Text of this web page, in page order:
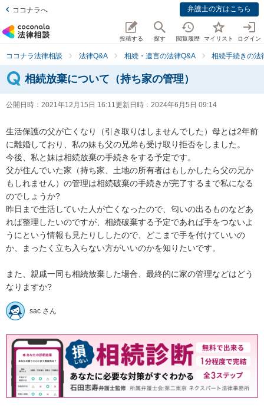
ココナラへ 弁護士の方はこちら
投稿する 探す 閲覧履歴 マイリスト ログイン
ココナラ法律相談 法律Q&A 相続・遺言の法律Q&A 相続手続きの法
相続放棄について（持ち家の管理）
公開日時： 2021年12月15日 16:11更新日時： 2024年6月5日 09:14
生活保護の父が亡くなり（引き取りはしませんでした）母とは2年前
に離婚しており、私の妹も父の兄弟も受け取り拒否をしました。
今後、私と妹は相続放棄の手続きをする予定です。
父が住んでいた家（持ち家、土地の所有者はもしかしたら父の兄か
もしれません）の管理は相続破棄の手続きが完了するまで私になる
のでしょうか?
昨日まで生活していた人が亡くなったので、匂いの出るものなどあ
れば整理したいのですが、相続破棄する予定であれば手をつないよ
うにという情報も見たりししたので、どこまで手を付けていいの
か、まったく立ち入らない方がいいのかを知りたいです。
また、親戚一同も相続放棄した場合、最終的に家の管理などはどう
なりますか?
sac さん